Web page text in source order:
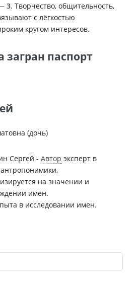
3. Творчество, общительность,
с лёгкостью
кругом интересов.
паспорт
(дочь)
Сергей - Автор эксперт в
на значении и
имен.
в исследовании имен.